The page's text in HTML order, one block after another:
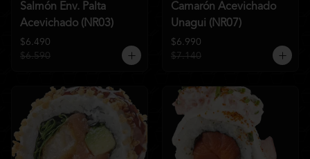
Salmón Env. Palta
Acevichado (NR03)
$6.490
$6.590
Camarón Acevichado
Unagui (NR07)
$6.990
$7.140